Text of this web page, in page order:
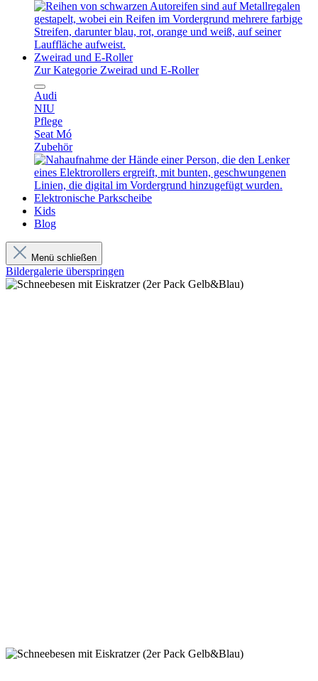
Zweirad und E-Roller
Zur Kategorie Zweirad und E-Roller
Audi
NIU
Pflege
Seat Mó
Zubehör
Elektronische Parkscheibe
Kids
Blog
Menü schließen
Bildergalerie überspringen